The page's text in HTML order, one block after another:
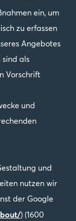
ein, um
zu erfassen
Angebotes
sind als
Vorschrift
und
und
nutzen wir
der Google
) (1600